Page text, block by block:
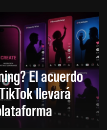
El acuerdo
llevará